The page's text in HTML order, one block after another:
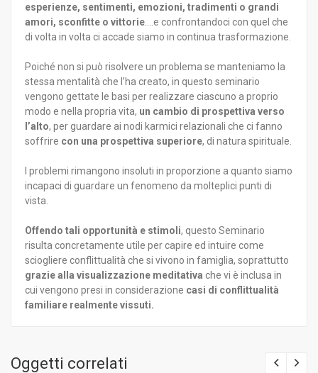
esperienze, sentimenti, emozioni, tradimenti o grandi
amori, sconfitte o vittorie ....e confrontandoci con quel che
di volta in volta ci accade siamo in continua trasformazione.
Poiché non si può risolvere un problema se manteniamo la
stessa mentalità che l’ha creato, in questo seminario
vengono gettate le basi per realizzare ciascuno a proprio
modo e nella propria vita, un cambio di prospettiva verso
l’alto, per guardare ai nodi karmici relazionali che ci fanno
soffrire con una prospettiva superiore, di natura spirituale.
I problemi rimangono insoluti in proporzione a quanto siamo
incapaci di guardare un fenomeno da molteplici punti di
vista.
Offendo tali opportunità e stimoli, questo Seminario
risulta concretamente utile per capire ed intuire come
sciogliere conflittualità che si vivono in famiglia, soprattutto
grazie alla visualizzazione meditativa che vi è inclusa in
cui vengono presi in considerazione casi di conflittualità
familiare realmente vissuti.
Oggetti correlati